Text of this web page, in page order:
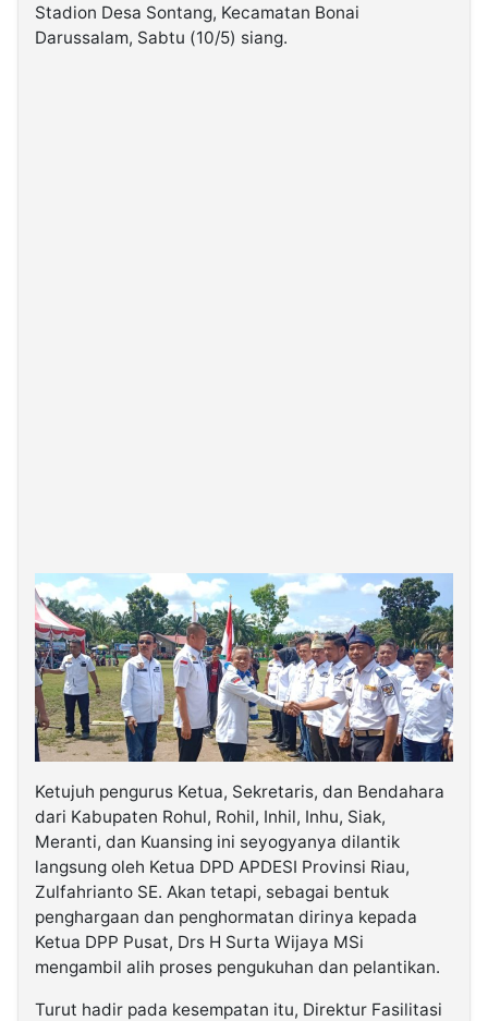
2026
Stadion Desa Sontang, Kecamatan Bonai
Darussalam, Sabtu (10/5) siang.
Ketujuh pengurus Ketua, Sekretaris, dan Bendahara
dari Kabupaten Rohul, Rohil, Inhil, Inhu, Siak,
Meranti, dan Kuansing ini seyogyanya dilantik
langsung oleh Ketua DPD APDESI Provinsi Riau,
Zulfahrianto SE. Akan tetapi, sebagai bentuk
penghargaan dan penghormatan dirinya kepada
Ketua DPP Pusat, Drs H Surta Wijaya MSi
mengambil alih proses pengukuhan dan pelantikan.
Turut hadir pada kesempatan itu, Direktur Fasilitasi